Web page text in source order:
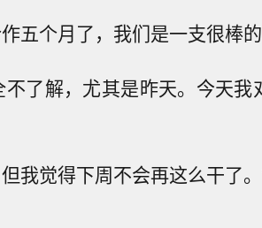
五个月了，我们是一支很棒的
了解，尤其是昨天。今天我
我觉得下周不会再这么干了